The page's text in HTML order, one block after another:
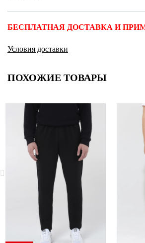
БЕСПЛАТНАЯ ДОСТАВКА И
Условия доставки
ПОХОЖИЕ ТОВАРЫ